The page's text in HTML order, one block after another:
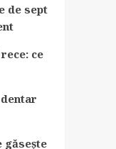
de sept
ce
găsește